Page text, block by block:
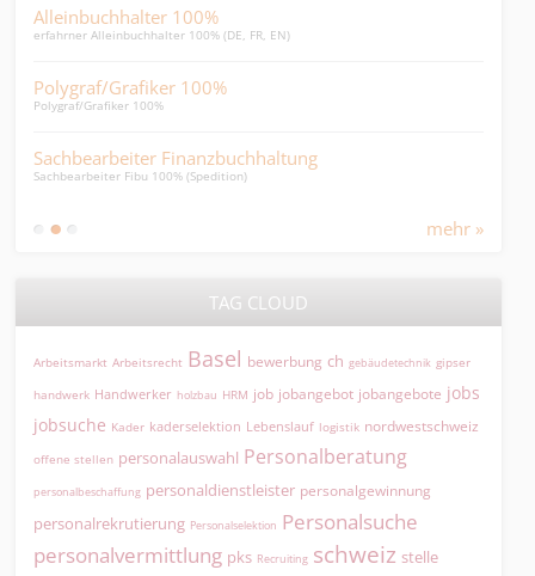
Alleinbuchhalter 100%
erfahrner Alleinbuchhalter 100% (DE, FR, EN)
Polygraf/Grafiker 100%
Polygraf/Grafiker 100%
Sachbearbeiter Finanzbuchhaltung
Sachbearbeiter Fibu 100% (Spedition)
mehr »
TAG CLOUD
Arbeitsmarkt Arbeitsrecht Basel bewerbung ch gebäudetechnik gipser
handwerk Handwerker holzbau HRM job jobangebot jobangebote jobs
jobsuche Kader kaderselektion Lebenslauf logistik nordwestschweiz
offene stellen personalauswahl Personalberatung
personalbeschaffung personaldienstleister personalgewinnung
personalrekrutierung Personalselektion Personalsuche
personalvermittlung pks Recruiting schweiz stelle